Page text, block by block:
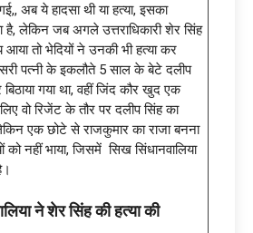
अब ये हादसा थी या हत्या, इसका
है, लेकिन जब अगले उत्तराधिकारी शेर सिंह
तो भेदियों ने उनकी भी हत्या कर
पत्नी के इकलौते 5 साल के बेटे दलीप
बिठाया गया था, वहीं जिंद कौर खुद एक
वो रिजेंट के तौर पर दलीप सिंह का
एक छोटे से राजकुमार का राजा बनना
को नहीं भाया, जिसमें सिख सिंधानवालिया
ने शेर सिंह की हत्या की